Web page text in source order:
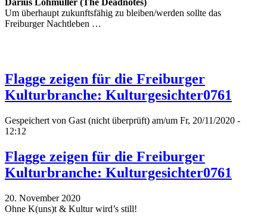
Darius Lohmüller (The Deadnotes)
Um überhaupt zukunftsfähig zu bleiben/werden sollte das
Freiburger Nachtleben …
Flagge zeigen für die Freiburger
Kulturbranche: Kulturgesichter0761
Gespeichert von Gast (nicht überprüft) am/um Fr, 20/11/2020 -
12:12
Flagge zeigen für die Freiburger
Kulturbranche: Kulturgesichter0761
20. November 2020
Ohne K(uns)t & Kultur wird’s still!